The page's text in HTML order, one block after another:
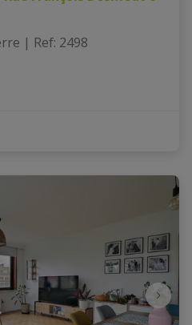
| Ref: 2498